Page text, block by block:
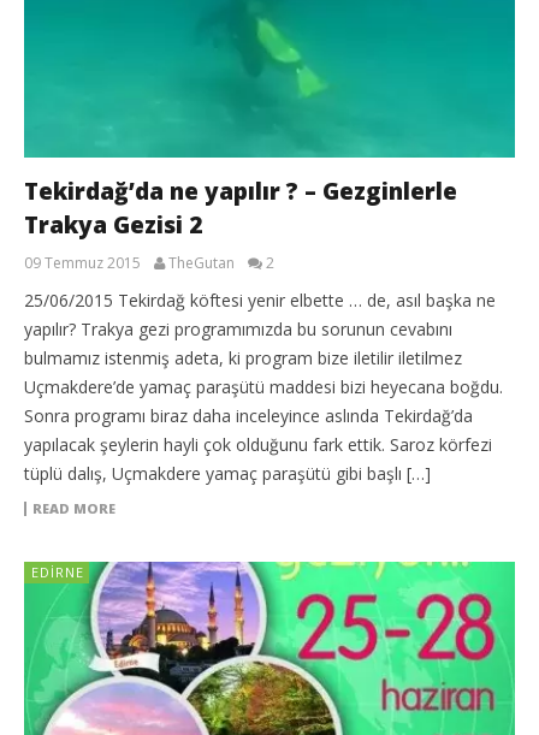
Tekirdağ’da ne yapılır ? – Gezginlerle
Trakya Gezisi 2
09 Temmuz 2015 TheGutan 2
25/06/2015 Tekirdağ köftesi yenir elbette … de, asıl başka ne
yapılır? Trakya gezi programımızda bu sorunun cevabını
bulmamız istenmiş adeta, ki program bize iletilir iletilmez
Uçmakdere’de yamaç paraşütü maddesi bizi heyecana boğdu.
Sonra programı biraz daha inceleyince aslında Tekirdağ’da
yapılacak şeylerin hayli çok olduğunu fark ettik. Saroz körfezi
tüplü dalış, Uçmakdere yamaç paraşütü gibi başlı […]
READ MORE
EDIRNE